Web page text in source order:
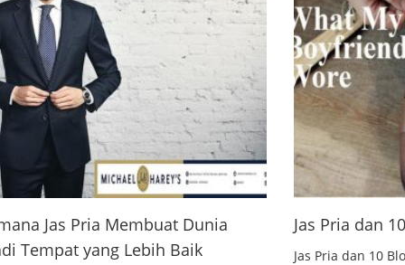
Jas Pria Membuat Dunia
Tempat yang Lebih Baik
Jas Pria dan
Jas Pria dan 10